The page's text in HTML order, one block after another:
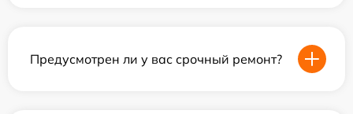
Предусмотрен ли у вас срочный ремонт?